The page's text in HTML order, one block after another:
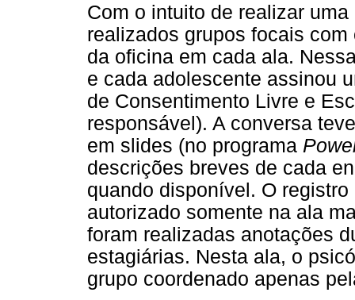
Com o intuito de realizar
realizados grupos focais
da oficina em cada ala.
e cada adolescente assinou
de Consentimento Livre e
responsável). A conversa
em slides (no programa
descrições breves de cada
quando disponível. O
autorizado somente na ala
foram realizadas anotações
estagiárias. Nesta ala, o
grupo coordenado apenas